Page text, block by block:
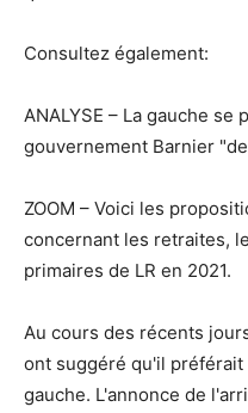
Consultez également:
ANALYSE – La gauche
gouvernement Barnier
ZOOM – Voici les
concernant les retraites,
primaires de LR en 2021.
Au cours des récents
ont suggéré qu'il
gauche. L'annonce de